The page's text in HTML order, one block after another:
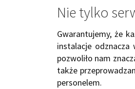
Nie tylko
Gwarantujemy, że
instalacje odznacza
pozwoliło nam
także
personelem.